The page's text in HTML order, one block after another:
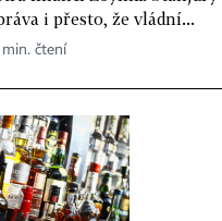
i přesto, že vládní...
min. čtení